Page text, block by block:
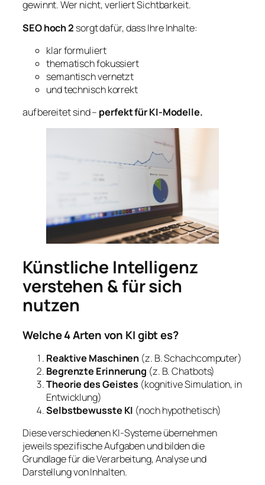
gewinnt. Wer nicht, verliert Sichtbarkeit.
SEO hoch 2 sorgt dafür, dass Ihre Inhalte:
klar formuliert
thematisch fokussiert
semantisch vernetzt
und technisch korrekt
aufbereitet sind – perfekt für KI-Modelle.
Künstliche Intelligenz
verstehen & für sich
nutzen
Welche 4 Arten von KI gibt es?
Reaktive Maschinen (z. B. Schachcomputer)
Begrenzte Erinnerung (z. B. Chatbots)
Theorie des Geistes (kognitive Simulation, in
Entwicklung)
Selbstbewusste KI (noch hypothetisch)
Diese verschiedenen KI-Systeme übernehmen
jeweils spezifische Aufgaben und bilden die
Grundlage für die Verarbeitung, Analyse und
Darstellung von Inhalten.